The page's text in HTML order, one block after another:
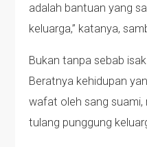
adalah bantuan yang
keluarga,” katanya,
Bukan tanpa sebab
Beratnya kehidupan
wafat oleh sang
tulang punggung